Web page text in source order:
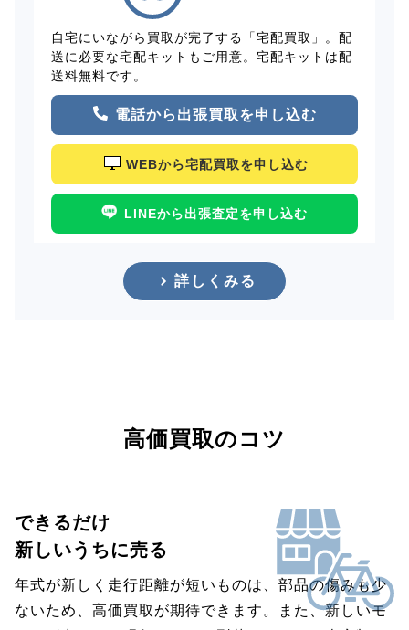
自宅にいながら買取が完了する「宅配買取」。配
送に必要な宅配キットもご用意。宅配キットは配
送料無料です。
電話から出張買取を申し込む
WEBから宅配買取を申し込む
LINEから出張査定を申し込む
詳しくみる
高価買取のコツ
できるだけ
新しいうちに売る
年式が新しく走行距離が短いものは、部品の傷みも少
ないため、高価買取が期待できます。また、新しいモ